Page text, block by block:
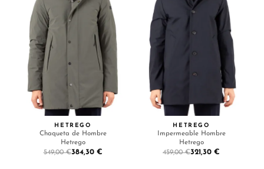
HETREGO
Chaqueta de Hombre
Hetrego
549,00 €384,30 €
HETREGO
Impermeable Hombre
Hetrego
459,00 €321,30 €